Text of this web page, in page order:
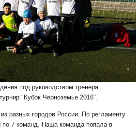
под руководством тренера
"Кубок Черноземье 2016".
разных городов России. По регламенту
7 команд. Наша команда попала в